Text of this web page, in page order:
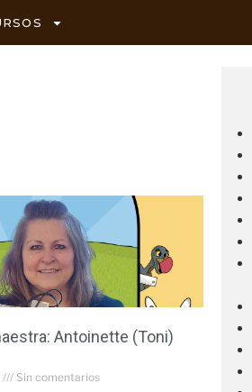
Antoinette (Toni)
Sin comentarios